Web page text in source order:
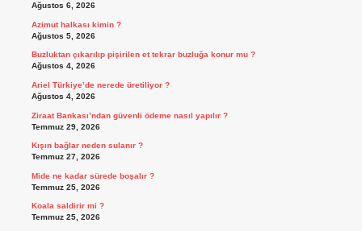
Ağustos 6, 2026
Azimut halkası kimin ?
Ağustos 5, 2026
Buzluktan çıkarılıp pişirilen et tekrar buzluğa konur mu ?
Ağustos 4, 2026
Ariel Türkiye’de nerede üretiliyor ?
Ağustos 4, 2026
Ziraat Bankası’ndan güvenli ödeme nasıl yapılır ?
Temmuz 29, 2026
Kışın bağlar neden sulanır ?
Temmuz 27, 2026
Mide ne kadar sürede boşalır ?
Temmuz 25, 2026
Koala saldirir mi ?
Temmuz 25, 2026